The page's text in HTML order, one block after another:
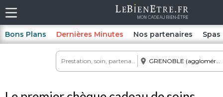
Bons Plans Dernières Minutes Nos partenaires Spas